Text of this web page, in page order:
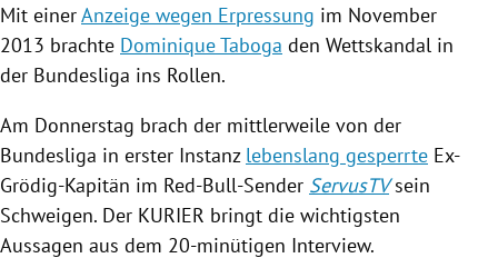
Untermenü
Untermenü
Mit einerAnzeige wegen Erpressung im November
2013 brachte Dominique Taboga den Wettskandal in
der Bundesliga ins Rollen.
Am Donnerstag brach der mittlerweile von der
Bundesliga in erster Instanz lebenslang gesperrte Ex-
Grödig-Kapitän im Red-Bull-Sender ServusTVsein
Schweigen. Der KURIER bringt die wichtigsten
Aussagen aus dem 20-minütigen Interview.